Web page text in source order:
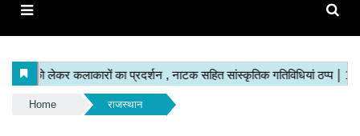
Home राजस्थान